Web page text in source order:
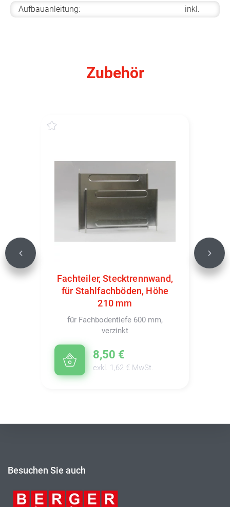
Aufbauanleitung: inkl.
Zubehör
Fachteiler, Stecktrennwand,
für Stahlfachböden, Höhe
210 mm
für Fachbodentiefe 600 mm,
verzinkt
8,50 €
exkl. 1,62 € MwSt.
Previous Next
Besuchen Sie auch